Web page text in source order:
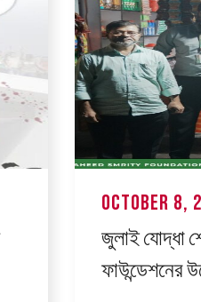
October 8,
জুলাই যোদ্ধা
ফাউন্ডেশনের